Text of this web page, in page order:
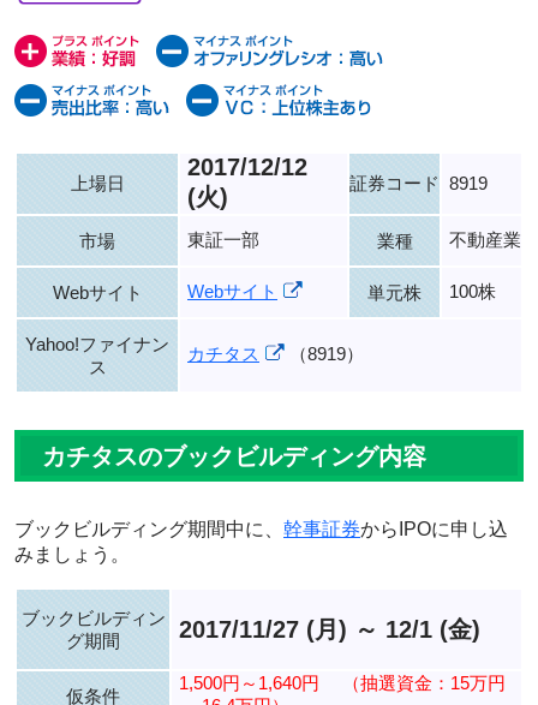
上場日
2017/12/12
(火)
証券コード 8919
市場 東証一部 業種 不動産業
Webサイト Webサイト 単元株 100株
Yahoo!ファイナン
ス
カチタス （8919）
カチタスのブックビルディング内容
ブックビルディング期間中に、 幹事証券からIPOに申し込
みましょう。
ブックビルディン
グ期間
2017/11/27 (月) ～ 12/1 (金)
仮条件
1,500円～1,640円
（抽選資金：15万円